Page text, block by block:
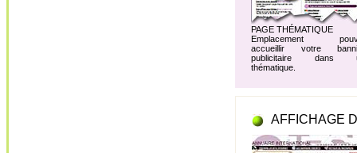
PAGE THÉMATIQUE
Emplacement
accueillir votre
publicitaire dans
thématique.
AFFICHAGE